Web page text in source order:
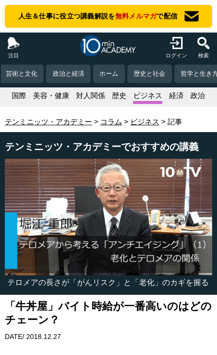
人生＆仕事に役立つ講義解説を無料メルマガで配信
注目 ログイン 検索
芸術と文化 政治と経済 ホーム 歴史と社会 哲学と生き
国際 美容・健康 対人関係 歴史 ビジネス 経済 政治
テンミニッツ・アカデミー コラム ビジネス 記事
テンミニッツ・アカデミーでおすすめの講義
テロメアの長さが「がんリスク」と「老化」のカギを握る
「牛丼屋」バイト時給が一番高いのはどの
チェーン？
DATE/ 2018.12.27